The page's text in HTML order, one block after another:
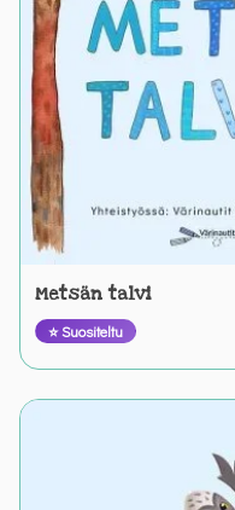
Metsän talvi
⭐ Suositeltu